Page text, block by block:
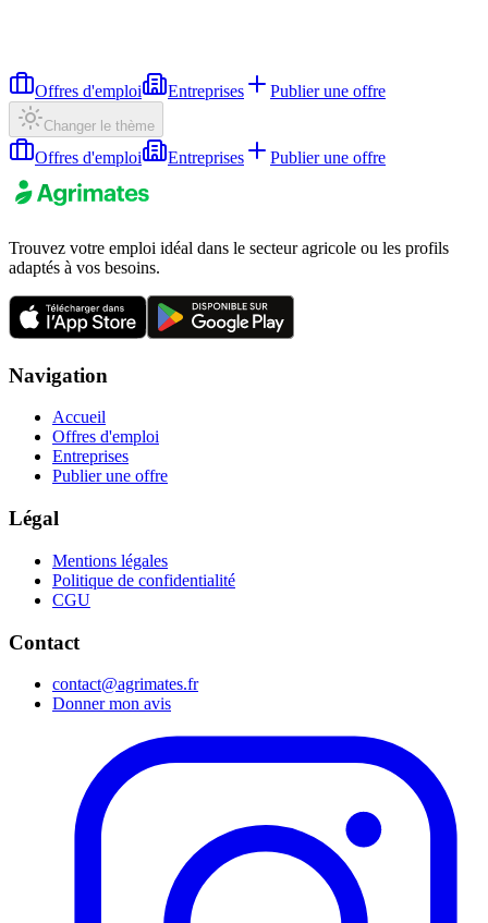
Offres d'emploi Entreprises Publier une offre
Changer le thème
Offres d'emploi Entreprises Publier une offre
Trouvez votre emploi idéal dans le secteur agricole ou les profils
adaptés à vos besoins.
Navigation
Accueil
Offres d'emploi
Entreprises
Publier une offre
Légal
Mentions légales
Politique de confidentialité
CGU
Contact
contact@agrimates.fr
Donner mon avis